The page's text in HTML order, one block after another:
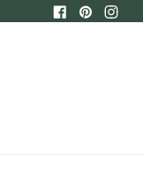
para
FacebookPinterest